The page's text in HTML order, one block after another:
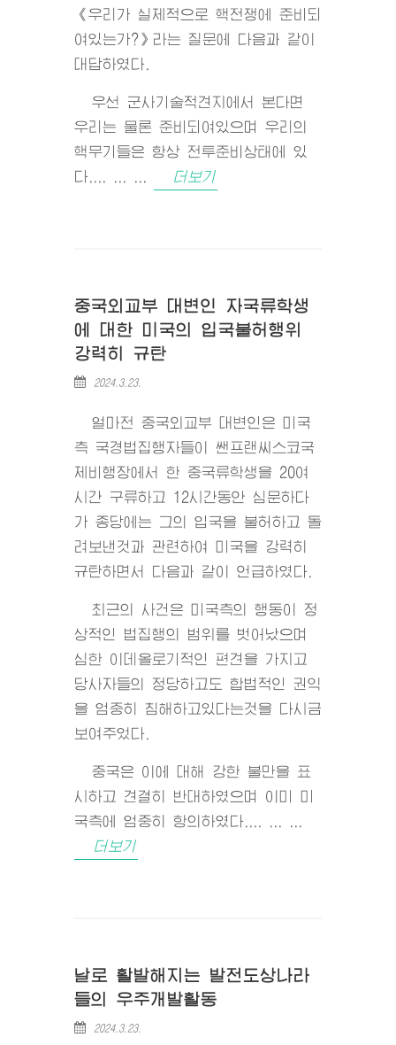
《우리가 실제적으로 핵전쟁에 준비되
여있는가?》라는 질문에 다음과 같이
대답하였다.
우선 군사기술적견지에서 본다면
우리는 물론 준비되여있으며 우리의
핵무기들은 항상 전투준비상태에 있
다.... ... ...
더보기
중국외교부 대변인 자국류학생
에 대한 미국의 입국불허행위
강력히 규탄
2024.3.23.
얼마전 중국외교부 대변인은 미국
측 국경법집행자들이 쌘프랜씨스코국
제비행장에서 한 중국류학생을 20여
시간 구류하고 12시간동안 심문하다
가 종당에는 그의 입국을 불허하고 돌
려보낸것과 관련하여 미국을 강력히
규탄하면서 다음과 같이 언급하였다.
최근의 사건은 미국측의 행동이 정
상적인 법집행의 범위를 벗어났으며
심한 이데올로기적인 편견을 가지고
당사자들의 정당하고도 합법적인 권익
을 엄중히 침해하고있다는것을 다시금
보여주었다.
중국은 이에 대해 강한 불만을 표
시하고 견결히 반대하였으며 이미 미
국측에 엄중히 항의하였다.... ... ...
더보기
날로 활발해지는 발전도상나라
들의 우주개발활동
2024.3.23.